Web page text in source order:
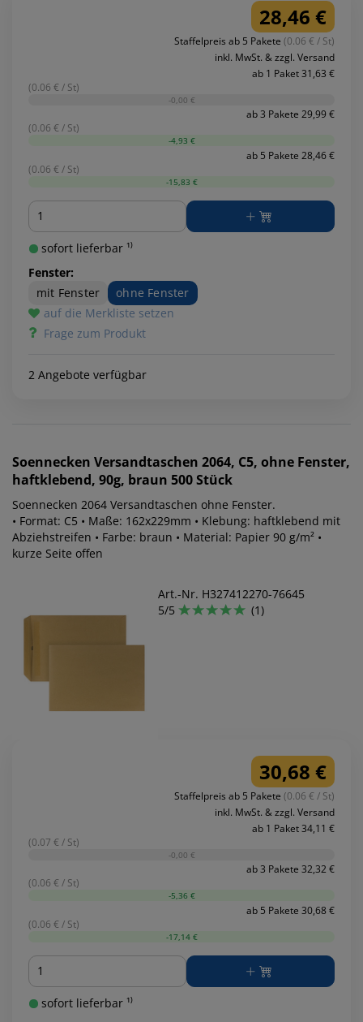
28,46 €
Staffelpreis ab 5 Pakete (0.06 € / St)
inkl. MwSt. & zzgl. Versand
ab 1 Paket 31,63 €
(0.06 € / St)
-0,00 €
ab 3 Pakete 29,99 €
(0.06 € / St)
-4,93 €
ab 5 Pakete 28,46 €
(0.06 € / St)
-15,83 €
Menge
sofort lieferbar ¹⁾
Fenster:
mit Fenster
ohne Fenster
auf die Merkliste setzen
Frage zum Produkt
2 Angebote verfügbar
Soennecken Versandtaschen 2064, C5, ohne Fenster,
haftklebend, 90g, braun 500 Stück
Soennecken 2064 Versandtaschen ohne Fenster.
• Format: C5 • Maße: 162x229mm • Klebung: haftklebend mit
Abziehstreifen • Farbe: braun • Material: Papier 90 g/m² •
kurze Seite offen
Art.-Nr. H327412270-76645
5/5
(1)
30,68 €
Staffelpreis ab 5 Pakete (0.06 € / St)
inkl. MwSt. & zzgl. Versand
ab 1 Paket 34,11 €
(0.07 € / St)
-0,00 €
ab 3 Pakete 32,32 €
(0.06 € / St)
-5,36 €
ab 5 Pakete 30,68 €
(0.06 € / St)
-17,14 €
Menge
sofort lieferbar ¹⁾